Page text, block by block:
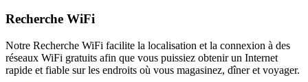
Recherche WiFi
Notre Recherche WiFi facilite la localisation et la connexion à des
réseaux WiFi gratuits afin que vous puissiez obtenir un Internet
rapide et fiable sur les endroits où vous magasinez, dîner et voyager.